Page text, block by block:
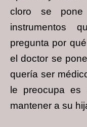
cloro se
instrumentos
pregunta por
el doctor se
quería ser
le preocupa es
mantener a su